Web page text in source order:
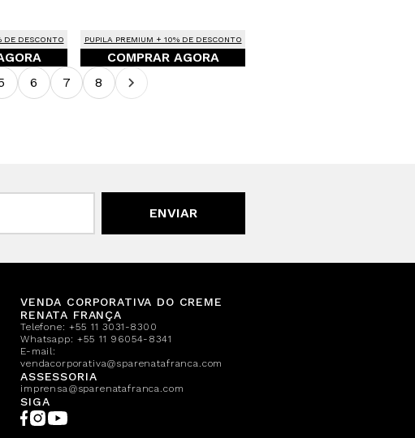
DE DESCONTO PUPILA PREMIUM + 10% DE DESCONTO
COMPRAR AGORA
6 7 8
ENVIAR
VENDA CORPORATIVA DO CREME
RENATA FRANÇA
Telefone:+55 11 3031-8300
Whatsapp:+55 11 96054-8341
E-mail:
vendacorporativa@sparenatafranca.com
ASSESSORIA
imprensa@sparenatafranca.com
SIGA